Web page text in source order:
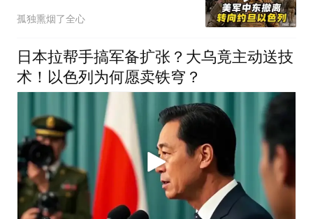
移装备人员
孤独熏烟了全心
日本拉帮手搞军备扩张？大乌竟主动送技
术！以色列为何愿卖铁穹？